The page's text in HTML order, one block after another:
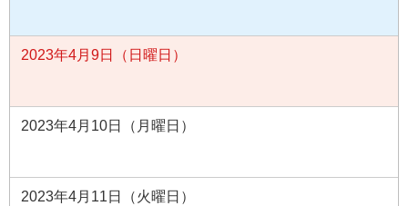
2023年4月9日（日曜日）
2023年4月10日（月曜日）
2023年4月11日（火曜日）